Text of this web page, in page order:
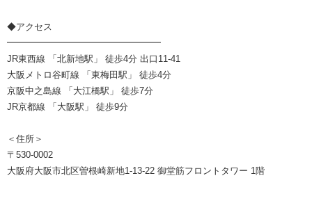
◆アクセス
━━━━━━━━━━━━━━━━━
JR東西線 「北新地駅」 徒歩4分 出口11-41
大阪メトロ谷町線 「東梅田駅」 徒歩4分
京阪中之島線 「大江橋駅」 徒歩7分
JR京都線 「大阪駅」 徒歩9分
＜住所＞
〒530-0002
大阪府大阪市北区曽根崎新地1-13-22 御堂筋フロントタワー 1階